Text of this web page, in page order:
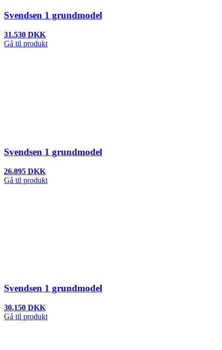
Svendsen 1 grundmodel
31.530 DKK
Gå til produkt
Svendsen 1 grundmodel
26.895 DKK
Gå til produkt
Svendsen 1 grundmodel
30.150 DKK
Gå til produkt